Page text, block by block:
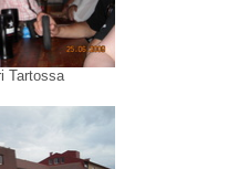
Tartossa